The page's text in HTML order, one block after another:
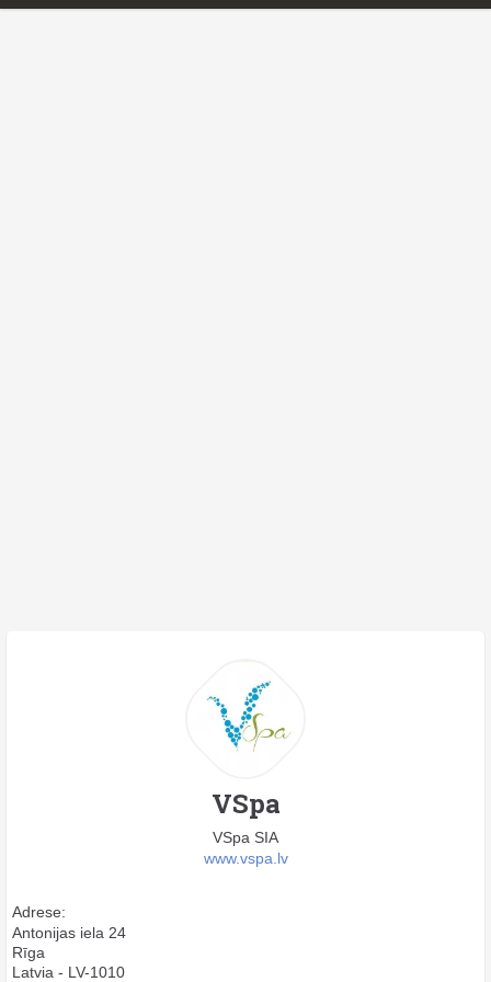
VSpa
VSpa SIA
www.vspa.lv
Adrese:
Antonijas iela 24
Rīga
Latvia - LV-1010